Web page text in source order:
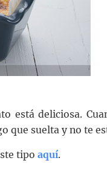
está deliciosa.
que suelta y no te
tipo aquí.